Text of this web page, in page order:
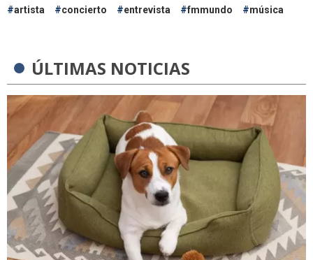
artista concierto entrevista fmmundo música
ÚLTIMAS NOTICIAS